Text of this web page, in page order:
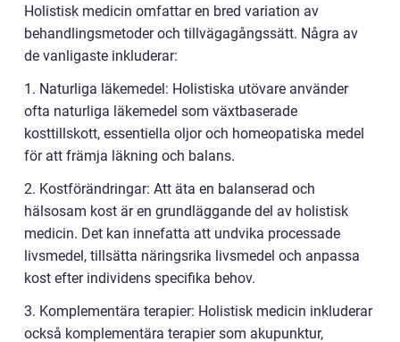
Holistisk medicin omfattar en bred variation av
behandlingsmetoder och tillvägagångssätt. Några av
de vanligaste inkluderar:
1. Naturliga läkemedel: Holistiska utövare använder
ofta naturliga läkemedel som växtbaserade
kosttillskott, essentiella oljor och homeopatiska medel
för att främja läkning och balans.
2. Kostförändringar: Att äta en balanserad och
hälsosam kost är en grundläggande del av holistisk
medicin. Det kan innefatta att undvika processade
livsmedel, tillsätta näringsrika livsmedel och anpassa
kost efter individens specifika behov.
3. Komplementära terapier: Holistisk medicin inkluderar
också komplementära terapier som akupunktur,